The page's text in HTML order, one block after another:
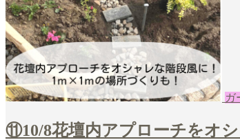
ガ
⑪10/8花壇内アプローチをオ